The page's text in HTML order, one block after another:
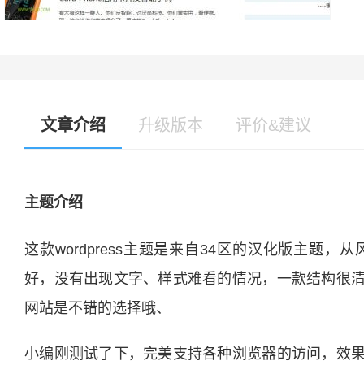
文章介绍 升级版本 评价&建议
主题介绍
这款wordpress主题是来自34区的汉化版主题，
好，没有出现文字、样式难看的情况，一款结构很
网站是不错的选择哦、
小编刚测试了下，完美支持各种浏览器的访问，效